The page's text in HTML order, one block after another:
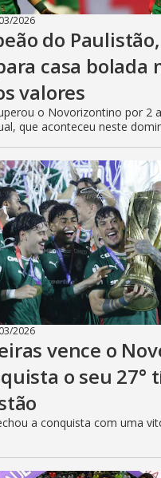
2026
do
casa bolada
valores
o Novorizontino por 2
que aconteceu neste
2026
vence o
o seu 27°
a conquista com uma